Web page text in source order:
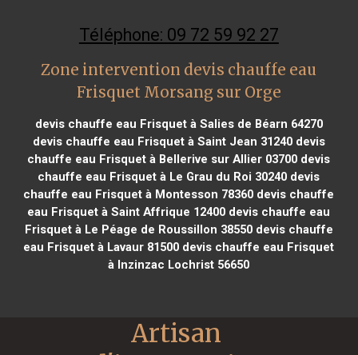
Téléphone: 09 72 59 92 27
Zone intervention devis chauffe eau
Frisquet Morsang sur Orge
devis chauffe eau Frisquet à Salies de Béarn 64270
devis chauffe eau Frisquet à Saint Jean 31240devis
chauffe eau Frisquet à Bellerive sur Allier 03700 devis
chauffe eau Frisquet à Le Grau du Roi 30240 devis
chauffe eau Frisquet à Montesson 78360 devis chauffe
eau Frisquet à Saint Affrique 12400 devis chauffe eau
Frisquet à Le Péage de Roussillon 38550devis chauffe
eau Frisquet à Lavaur 81500 devis chauffe eau Frisquet
à Inzinzac Lochrist 56650
Artisan